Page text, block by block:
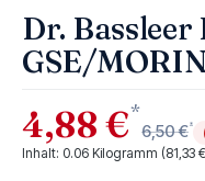
Dr. Bassleer
GSE/
4,88 €*
6,50 €*
Inhalt: 0.06 Kilogramm (81,33